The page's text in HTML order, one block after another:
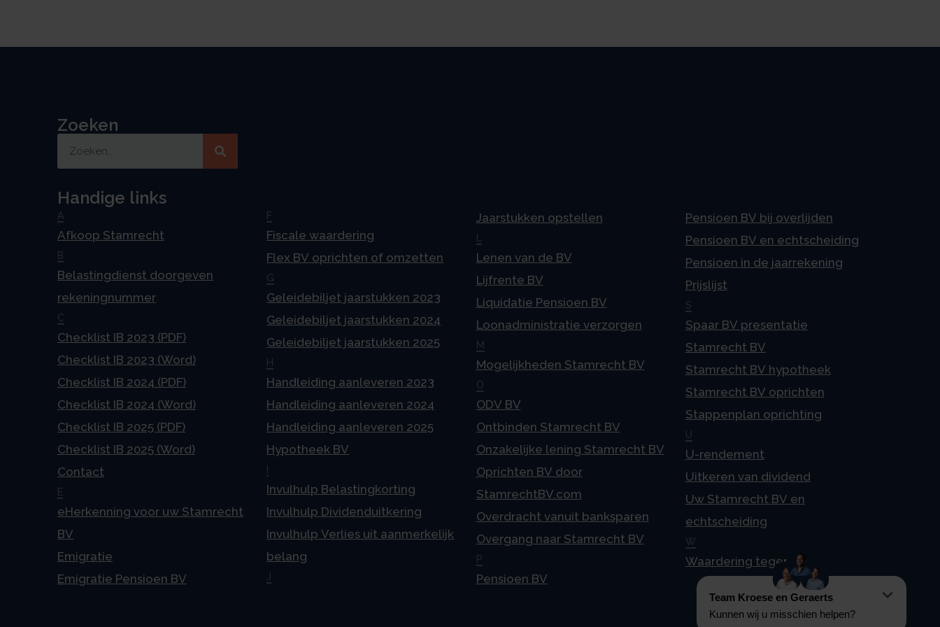
Zoeken
Handige links
A
Afkoop Stamrecht
B
Belastingdienst doorgeven
rekeningnummer
C
Checklist IB 2023 (PDF)
Checklist IB 2023 (Word)
Checklist IB 2024 (PDF)
Checklist IB 2024 (Word)
Checklist IB 2025 (PDF)
Checklist IB 2025 (Word)
Contact
E
eHerkenning voor uw Stamrecht
BV
Emigratie
Emigratie Pensioen BV
F
Fiscale waardering
Flex BV oprichten of omzetten
G
Geleidebiljet jaarstukken 2023
Geleidebiljet jaarstukken 2024
Geleidebiljet jaarstukken 2025
H
Handleiding aanleveren 2023
Handleiding aanleveren 2024
Handleiding aanleveren 2025
Hypotheek BV
Invulhulp Belastingkorting
Invulhulp Dividenduitkering
Invulhulp Verlies uit aanmerkelijk
belang
J
Jaarstukken opstellen
L
Lenen van de BV
Lijfrente BV
Liquidatie Pensioen BV
Loonadministratie verzorgen
M
Mogelijkheden Stamrecht BV
O
ODV BV
Ontbinden Stamrecht BV
Onzakelijke lening Stamrecht BV
Oprichten BV door
StamrechtBV.com
Overdracht vanuit banksparen
Overgang naar Stamrecht BV
P
Pensioen BV
Pensioen BV bij overlijden
Pensioen BV en echtscheiding
Pensioen in de jaarrekening
Prijslijst
S
Spaar BV presentatie
Stamrecht BV
Stamrecht BV hypotheek
Stamrecht BV oprichten
Stappenplan oprichting
U
U-rendement
Uitkeren van dividend
Uw Stamrecht BV en
echtscheiding
W
Waardering tegen 4%